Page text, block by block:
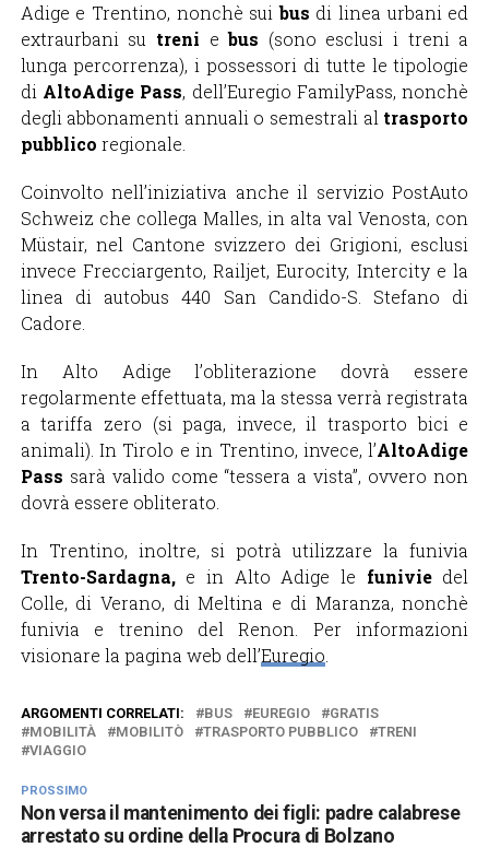
Adige e Trentino, nonchè suibus di linea urbani ed
extraurbani su treni ebus (sono esclusi i treni a
lunga percorrenza), i possessori di tutte le tipologie
di AltoAdige Pass, dell’Euregio FamilyPass, nonchè
degli abbonamenti annuali o semestrali al trasporto
pubblico regionale.
Coinvolto nell’iniziativa anche il servizio PostAuto
Schweiz che collega Malles, in alta val Venosta, con
Müstair, nel Cantone svizzero dei Grigioni, esclusi
invece Frecciargento, Railjet, Eurocity, Intercity e la
linea di autobus 440 San Candido-S. Stefano di
Cadore.
In Alto Adige l’obliterazione dovrà essere
regolarmente effettuata, ma la stessa verrà registrata
a tariffa zero (si paga, invece, il trasporto bici e
animali). In Tirolo e in Trentino, invece, l’AltoAdige
Pass sarà valido come “tessera a vista”, ovvero non
dovrà essere obliterato.
In Trentino, inoltre, si potrà utilizzare la funivia
Trento-Sardagna,e in Alto Adige le funiviedel
Colle, di Verano, di Meltina e di Maranza, nonchè
funivia e trenino del Renon. Per informazioni
visionare la pagina web dell’Euregio
ARGOMENTI CORRELATI: BUS EUREGIO
GRATIS
MOBILITÀ
MOBILITÒ TRASPORTO PUBBLICO
TRENI
VIAGGIO
PROSSIMO
Non versa il mantenimento dei figli: padre calabrese
arrestato su ordine della Procura di Bolzano